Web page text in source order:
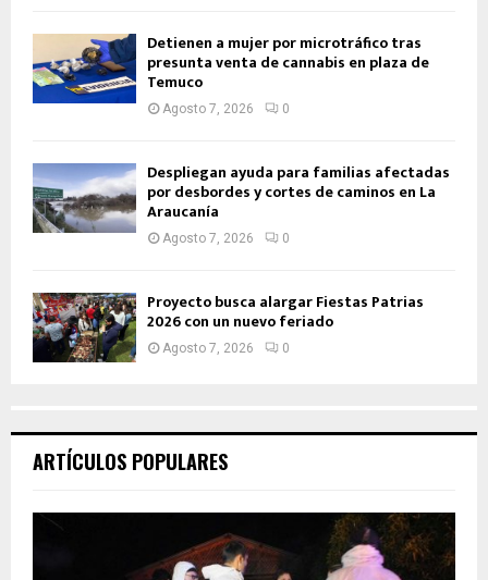
Detienen a mujer por microtráfico tras
presunta venta de cannabis en plaza de
Temuco
Agosto 7, 2026 0
Despliegan ayuda para familias afectadas
por desbordes y cortes de caminos en La
Araucanía
Agosto 7, 2026 0
Proyecto busca alargar Fiestas Patrias
2026 con un nuevo feriado
Agosto 7, 2026 0
ARTÍCULOS POPULARES